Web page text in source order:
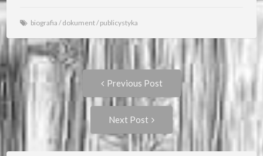
biografia /dokument/publicystyka
Post
navigation
Previous Post
post:
Next Post
Next
Post: